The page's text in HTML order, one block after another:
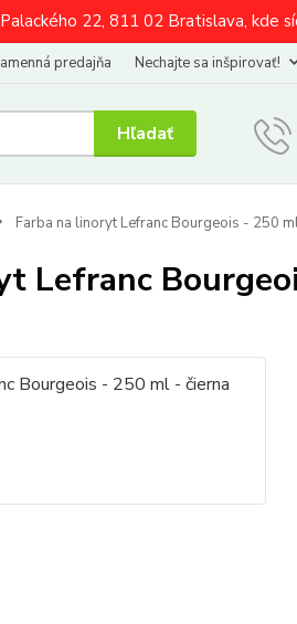
22, 811 02 Bratislava, kde
predajňa Nechajte sa inšpirovať!
Hľadať
Farba na linoryt Lefranc Bourgeois - 250
Lefranc